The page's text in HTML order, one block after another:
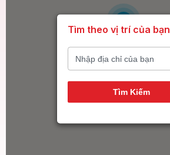
14
Tìm theo vị trí của bạn
Tìm Kiếm